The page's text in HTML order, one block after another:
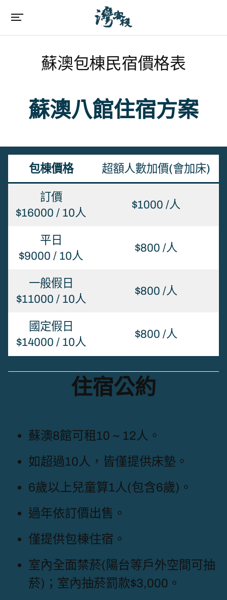
蘇澳包棟民宿價格表
蘇澳八館住宿方案
包棟價格 超額人數加價(會加床)
訂價​
​$16000 / 10人
$1000 /人
平日
$9000 / 10人
$800 /人
一般假日
$11000 / 10人
$800 /人
國定假日
$14000 / 10人
$800 /人
住宿公約
蘇澳8館可租10 ~ 12人。
如超過10人，皆僅提供床墊。
6歲以上兒童算1人(包含6歲)。
過年依訂價出售。
僅提供包棟住宿。
室內全面禁菸(陽台等戶外空間可抽
菸)；室內抽菸罰款$3,000。